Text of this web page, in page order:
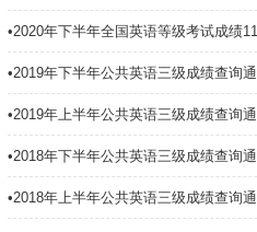
•2020年下半年全国英语等级考试成绩
•2019年下半年公共英语三级成绩查询
•2019年上半年公共英语三级成绩查询
•2018年下半年公共英语三级成绩查询
•2018年上半年公共英语三级成绩查询